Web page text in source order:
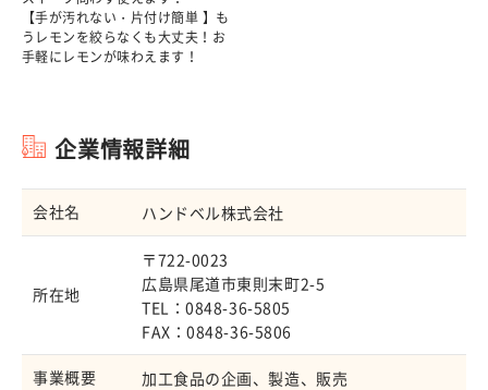
【手が汚れない・片付け簡単 】も
うレモンを絞らなくも大丈夫！お
手軽にレモンが味わえます！
企業情報詳細
会社名 ハンドベル株式会社
所在地
〒722-0023
広島県尾道市東則末町2-5
TEL：0848-36-5805
FAX：0848-36-5806
事業概要 加工食品の企画、製造、販売